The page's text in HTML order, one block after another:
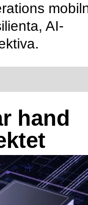
AI-
hand